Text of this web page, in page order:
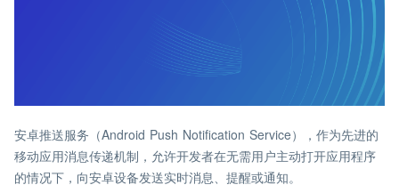
安卓推送服务（Android Push Notification Service），作为先进的
移动应用消息传递机制，允许开发者在无需用户主动打开应用程序
的情况下，向安卓设备发送实时消息、提醒或通知。